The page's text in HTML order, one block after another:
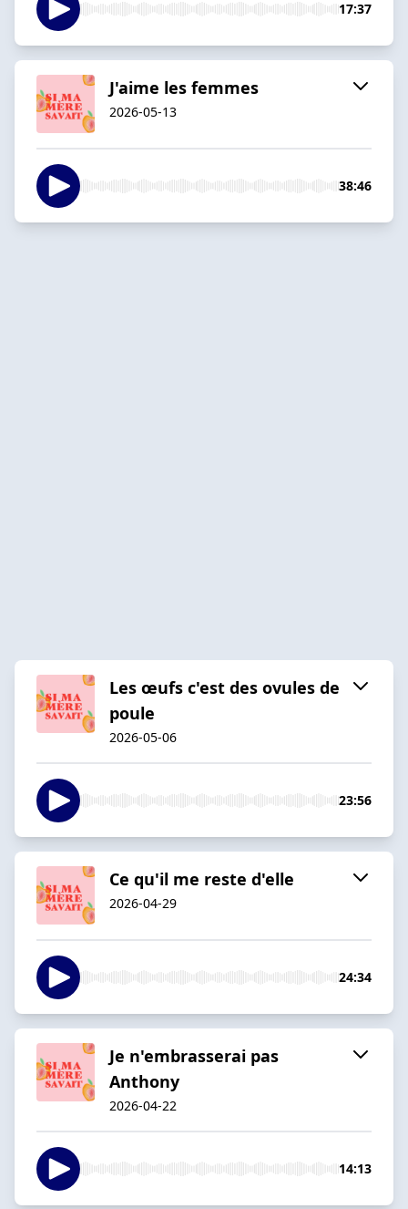
17:37
J'aime les femmes
2026-05-13
38:46
Les œufs c'est des ovules de
poule
2026-05-06
23:56
Ce qu'il me reste d'elle
2026-04-29
24:34
Je n'embrasserai pas
Anthony
2026-04-22
14:13